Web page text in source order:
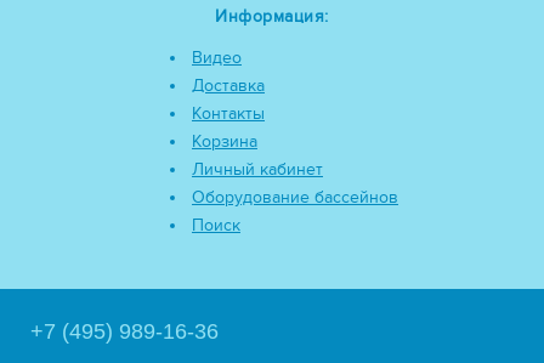
Информация:
Видео
Доставка
Контакты
Корзина
Личный кабинет
Оборудование бассейнов
Поиск
+7 (495) 989-16-36